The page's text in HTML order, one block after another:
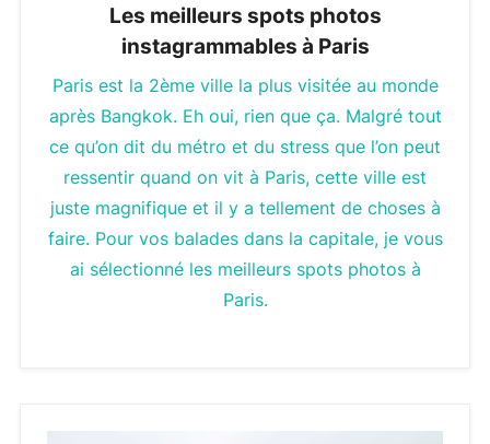
Les meilleurs spots photos
instagrammables à Paris
Paris est la 2ème ville la plus visitée au monde
après Bangkok. Eh oui, rien que ça. Malgré tout
ce qu’on dit du métro et du stress que l’on peut
ressentir quand on vit à Paris, cette ville est
juste magnifique et il y a tellement de choses à
faire. Pour vos balades dans la capitale, je vous
ai sélectionné les meilleurs spots photos à
Paris.